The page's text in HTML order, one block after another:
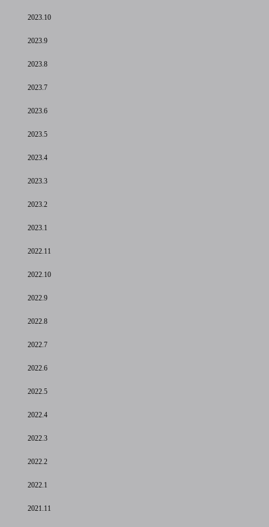
2023.10
2023.9
2023.8
2023.7
2023.6
2023.5
2023.4
2023.3
2023.2
2023.1
2022.11
2022.10
2022.9
2022.8
2022.7
2022.6
2022.5
2022.4
2022.3
2022.2
2022.1
2021.11